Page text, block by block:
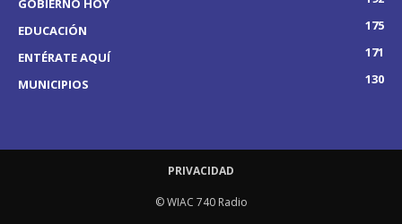
GOBIERNO HOY
EDUCACIÓN
175
ENTÉRATE AQUÍ
171
MUNICIPIOS
130
PRIVACIDAD
© WIAC 740 Radio